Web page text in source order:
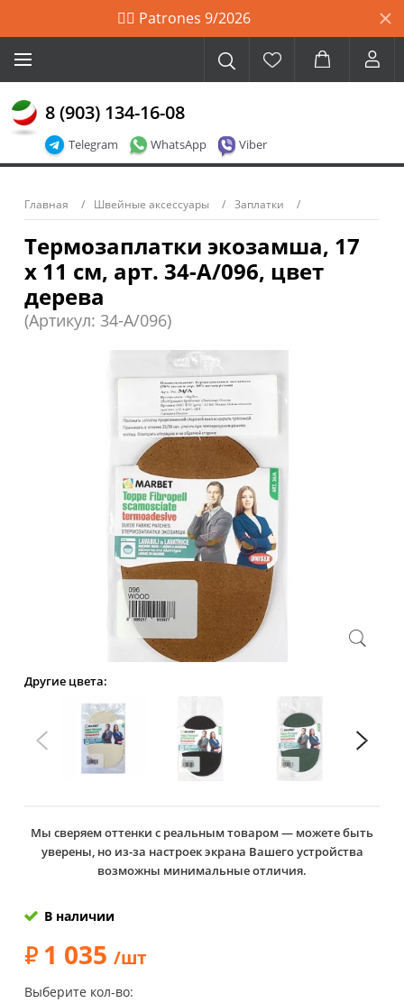
🙋‍♀️ Patrones 9/2026
Telegram WhatsApp Viber
8 (903) 134-16-08
Главная Швейные аксессуары Заплатки
Термозаплатки экозамша, 17
х 11 см, арт. 34-А/096, цвет
дерева
(Артикул: 34-A/096)
Другие цвета:
Мы сверяем оттенки с реальным товаром — можете быть
уверены, но из-за настроек экрана Вашего устройства
возможны минимальные отличия.
В наличии
1 035 /шт
Выберите кол-во: